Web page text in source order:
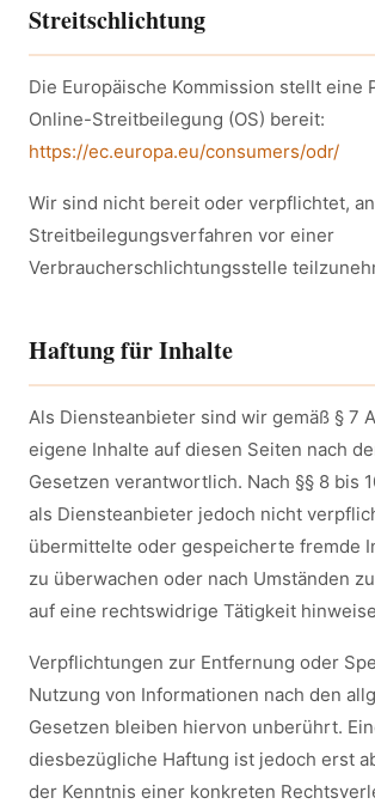
Streitschlichtung
Die Europäische Kommission stellt eine
Online-Streitbeilegung (OS) bereit:
https://ec.europa.eu/consumers/odr/
Wir sind nicht bereit oder verpflichtet, an
Streitbeilegungsverfahren vor einer
Verbraucherschlichtungsstelle
Haftung für Inhalte
Als Diensteanbieter sind wir gemäß § 7
eigene Inhalte auf diesen Seiten nach
Gesetzen verantwortlich. Nach §§ 8 bis
als Diensteanbieter jedoch nicht
übermittelte oder gespeicherte fremde
zu überwachen oder nach Umständen
auf eine rechtswidrige Tätigkeit
Verpflichtungen zur Entfernung oder
Nutzung von Informationen nach den
Gesetzen bleiben hiervon unberührt.
diesbezügliche Haftung ist jedoch erst
der Kenntnis einer konkreten